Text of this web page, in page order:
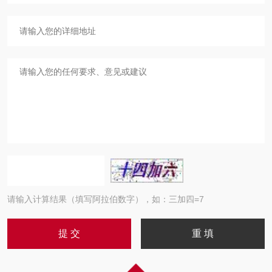
请输入计算结果（填写阿拉伯数字），如：三加四=7